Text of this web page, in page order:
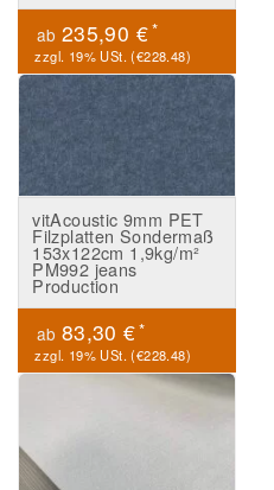
ab 235,90 €*
zzgl. 19% USt. (€228.48)
vitAcoustic 9mm PET
Filzplatten Sondermaß
153x122cm 1,9kg/m²
PM992 jeans
Production
ab 83,30 €*
zzgl. 19% USt. (€228.48)